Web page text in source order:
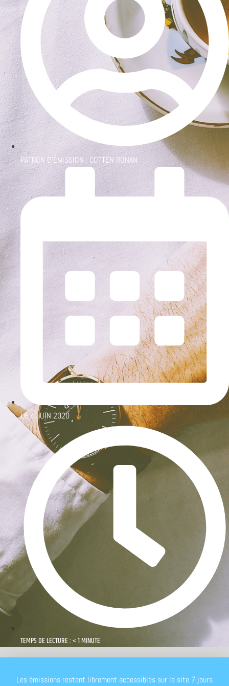
PATRON D'ÉMISSION : COTTEN RONAN
LE4 JUIN 2020
TEMPS DE LECTURE : < 1 MINUTE
Les émissions restent librement accessibles sur le site 7 jours